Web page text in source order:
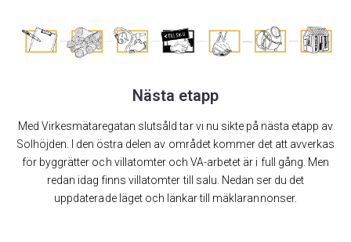
Nästa etapp
Med Virkesmätaregatan slutsåld tar vi nu sikte på nästa etapp av
Solhöjden. I den östra delen av området kommer det att avverkas
för byggrätter och villatomter och VA-arbetet är i full gång. Men
redan idag finns villatomter till salu. Nedan ser du det
uppdaterade läget och länkar till mäklarannonser.